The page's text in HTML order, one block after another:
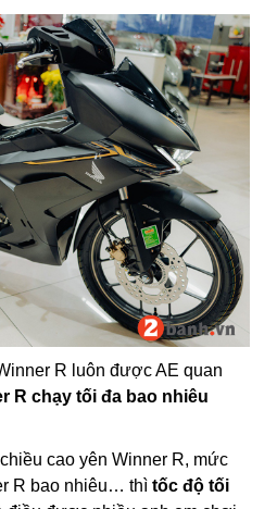
R luôn được AE quan
R chạy tối đa bao nhiêu
cao yên Winner R, mức
R bao nhiêu… thì tốc độ tối